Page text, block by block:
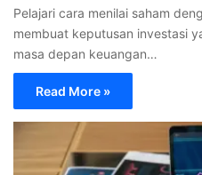
Pelajari cara menilai saham
membuat keputusan investasi
masa depan keuangan…
Read More »